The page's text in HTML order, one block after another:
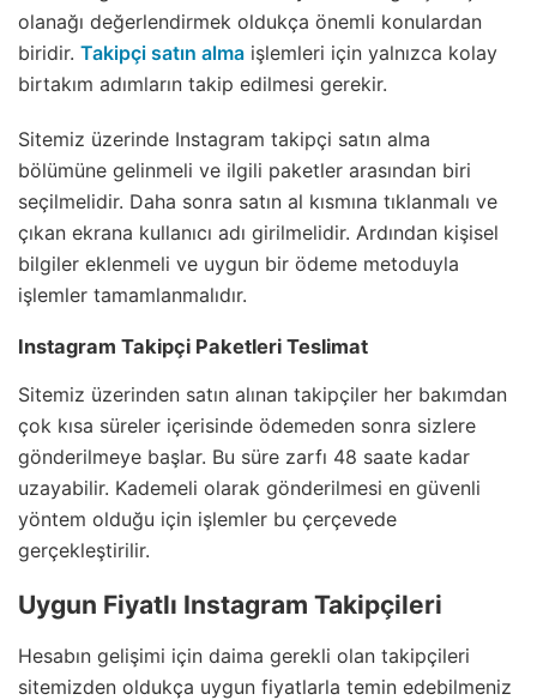
olanağı değerlendirmek oldukça önemli konulardan
biridir. Takipçi satın alma işlemleri için yalnızca kolay
birtakım adımların takip edilmesi gerekir.
Sitemiz üzerinde Instagram takipçi satın alma
bölümüne gelinmeli ve ilgili paketler arasından biri
seçilmelidir. Daha sonra satın al kısmına tıklanmalı ve
çıkan ekrana kullanıcı adı girilmelidir. Ardından kişisel
bilgiler eklenmeli ve uygun bir ödeme metoduyla
işlemler tamamlanmalıdır.
Instagram Takipçi Paketleri Teslimat
Sitemiz üzerinden satın alınan takipçiler her bakımdan
çok kısa süreler içerisinde ödemeden sonra sizlere
gönderilmeye başlar. Bu süre zarfı 48 saate kadar
uzayabilir. Kademeli olarak gönderilmesi en güvenli
yöntem olduğu için işlemler bu çerçevede
gerçekleştirilir.
Uygun Fiyatlı Instagram Takipçileri
Hesabın gelişimi için daima gerekli olan takipçileri
sitemizden oldukça uygun fiyatlarla temin edebilmeniz